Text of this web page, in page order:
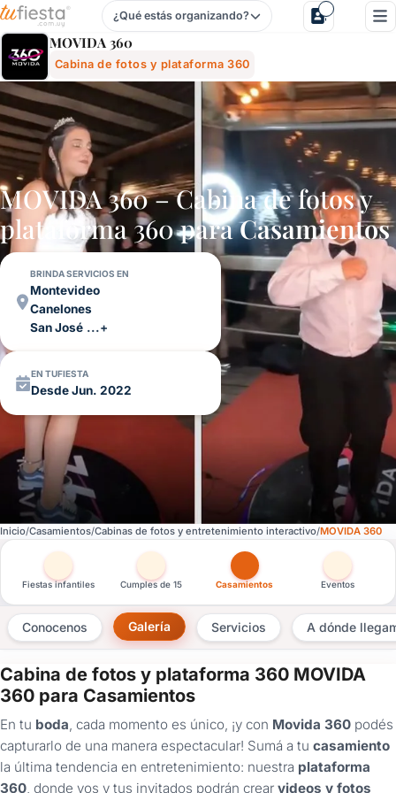
Movida 360 - Cabina De Fotos Y Plataforma 360 Para
¿Qué estás organizando?
MOVIDA 360
Cabina de fotos y plataforma 360
MOVIDA 360 – Cabina de fotos y
plataforma 360 paraCasamientos
BRINDA SERVICIOS EN
Montevideo
Canelones
San José ...+
EN TUFIESTA
Desde Jun. 2022
Inicio Casamientos Cabinas de fotos y entretenimiento interactivo MOVIDA 360
Otras versiones de esta ficha por tipo de festejo
Fiestas infantiles Cumples de 15 Casamientos Eventos
Conocenos Galería Servicios A dónde
Cabina de fotos y plataforma 360 MOVIDA
360 para Casamientos
En tu boda, cada momento es único, ¡y con Movida 360 podés
capturarlo de una manera espectacular! Sumá a tu casamiento
la última tendencia en entretenimiento: nuestra plataforma
360, donde vos y tus invitados podrán crear videos y fotos
×
Consultar
¿Ya
tenés
cuenta?